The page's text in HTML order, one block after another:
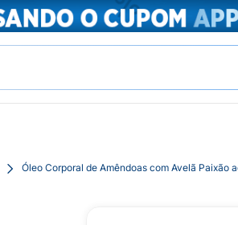
Óleo Corporal de Amêndoas com Avelã Paixão